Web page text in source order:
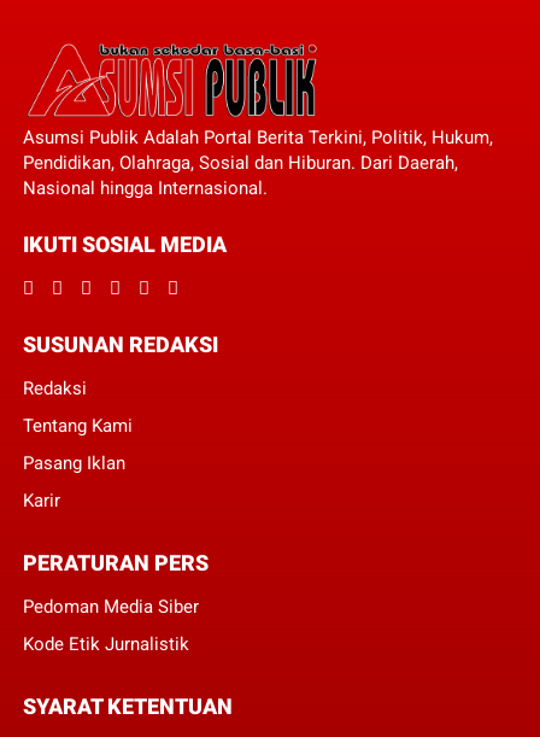
Asumsi Publik Adalah Portal Berita Terkini, Politik, Hukum,
Pendidikan, Olahraga, Sosial dan Hiburan. Dari Daerah,
Nasional hingga Internasional.
IKUTI SOSIAL MEDIA
SUSUNAN REDAKSI
Redaksi
Tentang Kami
Pasang Iklan
Karir
PERATURAN PERS
Pedoman Media Siber
Kode Etik Jurnalistik
SYARAT KETENTUAN